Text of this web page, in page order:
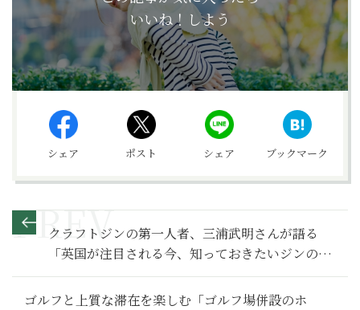
いいね！しよう
シェア ポスト シェア ブックマーク
クラフトジンの第一人者、三浦武明さんが語る
「英国が注目される今、知っておきたいジンの知
識」【『サライ』オンラインサロン「Bar駱
駝」】
ゴルフと上質な滞在を楽しむ「ゴルフ場併設のホ